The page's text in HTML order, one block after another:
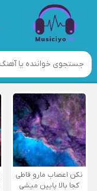
نکن اعصاب مارو قاطی
کجا بالا پایین میشی